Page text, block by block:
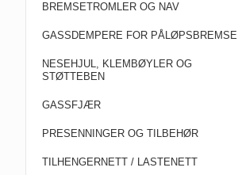
BREMSETROMLER OG NAV
GASSDEMPERE FOR PÅLØPSBREMSE
NESEHJUL, KLEMBØYLER OG
STØTTEBEN
GASSFJÆR
PRESENNINGER OG TILBEHØR
TILHENGERNETT / LASTENETT